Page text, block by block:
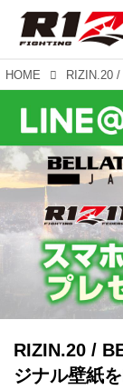
HOME
RIZIN.20 /
ジナル壁紙